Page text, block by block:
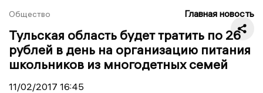
Общество Главная новость
Тульская область будет тратить по 26
рублей в день на организацию питания
школьников из многодетных семей
11/02/2017 16:45